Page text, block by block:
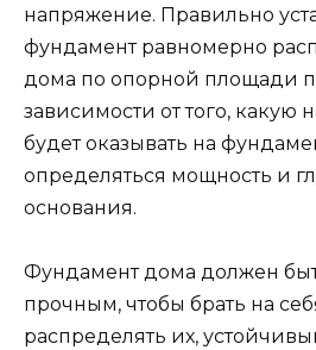
напряжение. Правильно
фундамент равномерно
дома по опорной площади
зависимости от того, какую
будет оказывать на
определяться мощность и
основания.
Фундамент дома должен
прочным, чтобы брать на
распределять их,